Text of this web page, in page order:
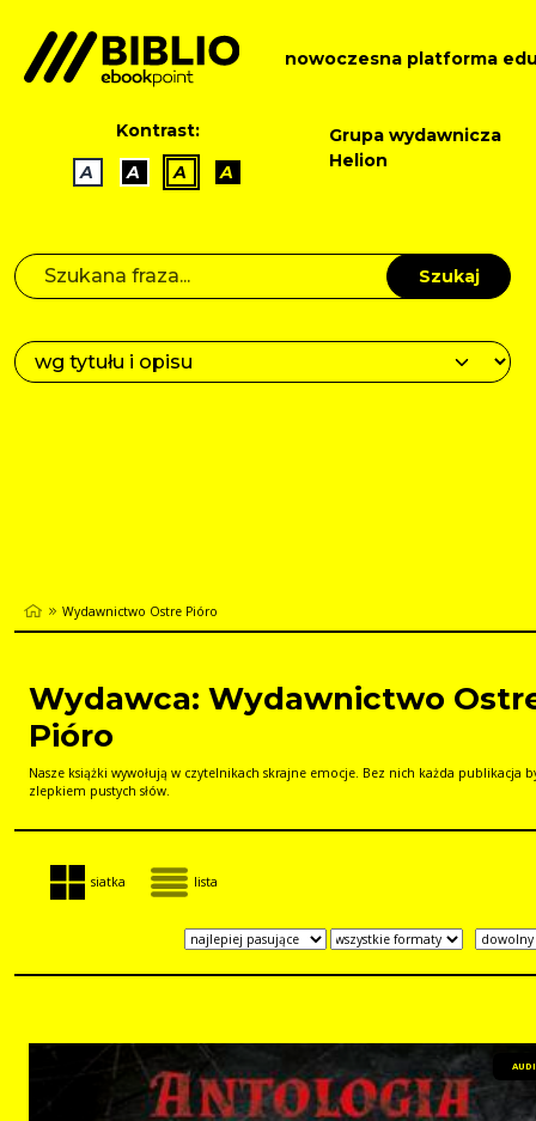
nowoczesna platforma
Kontrast:
A
A A A
Grupa wydawnicza
Helion
Szukaj
Wydawnictwo Ostre Pióro
Wydawca: Wydawnictwo
Pióro
Nasze książki wywołują w czytelnikach skrajne emocje. Bez nich każda publikacja
zlepkiem pustych słów.
siatka lista